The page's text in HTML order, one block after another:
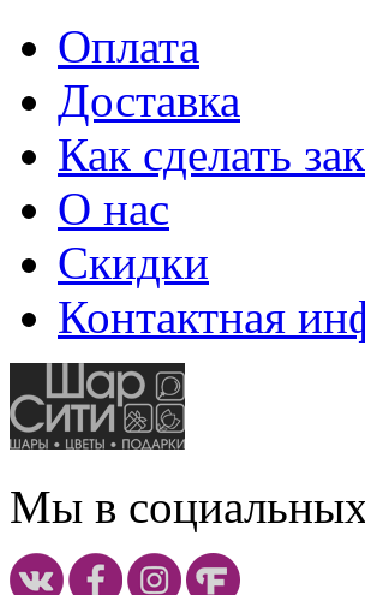
Оплата
Доставка
Как сделать
О нас
Скидки
Контактная
Мы в социальных